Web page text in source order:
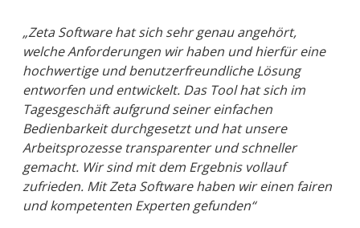
„Zeta Software hat sich sehr genau angehört,
welche Anforderungen wir haben und hierfür eine
hochwertige und benutzerfreundliche Lösung
entworfen und entwickelt. Das Tool hat sich im
Tagesgeschäft aufgrund seiner einfachen
Bedienbarkeit durchgesetzt und hat unsere
Arbeitsprozesse transparenter und schneller
gemacht. Wir sind mit dem Ergebnis vollauf
zufrieden. Mit Zeta Software haben wir einen fairen
und kompetenten Experten gefunden“